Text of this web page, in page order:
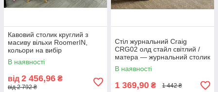
Кавовий столик круглий з
масиву вільхи RoomerIN,
кольори на вибір
В наявності
від 2 456,96 ₴
від 2 792 ₴
Стіл журнальний Craig
CRG02 олд стайл світлий /
матера — журнальний столик
у стилі лофт для сучасної
вітальні Accord
В наявності
1 369,90 ₴ 1 442 ₴